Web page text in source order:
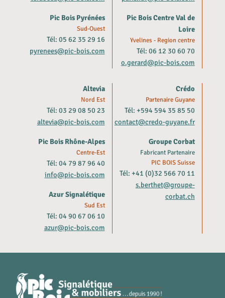
Pic Bois Pyrénées
Sud-Ouest
Tél: 05 62 35 29 16
pyrenees@pic-bois.com
Pic Bois Centre Val de
Loire
Yvelines - Region centre
Tél: 06 12 30 60 70
o.gerard@pic-bois.com
Altevia
Nord Est
Tél: 03 29 08 50 23
altevia@pic-bois.com
Pic Bois Rhône-Alpes
Centre-Est
Tél: 04 79 87 96 40
info@pic-bois.com
Azur Signalétique
Sud Est
Tél: 04 90 67 06 10
azur@pic-bois.com
Crédo
Partenaire Guyane
Tél: +594 594 35 85 50
contact@credo-guyane.fr
Groupe Corbat
Fabricant Partenaire
PIC BOIS Suisse
Tél: +41 (0)32 566 70 11
s.berthet@groupe-
corbat.ch